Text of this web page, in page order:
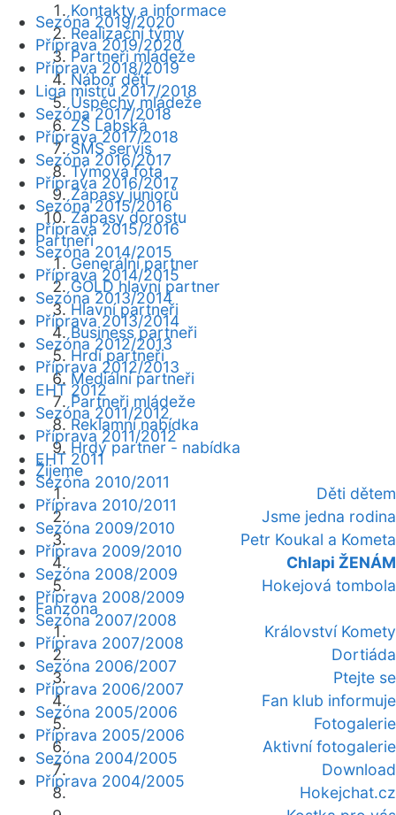
Kontakty a informace
Realizační týmy
Partneři mládeže
Nábor dětí
Úspěchy mládeže
ZŠ Labská
SMS servis
Týmová fota
Zápasy juniorů
Zápasy dorostu
Partneři
Generální partner
GOLD hlavní partner
Hlavní partneři
Business partneři
Hrdí partneři
Mediální partneři
Partneři mládeže
Reklamní nabídka
Hrdý partner - nabídka
Žijeme
Děti dětem
Jsme jedna rodina
Petr Koukal a Kometa
Chlapi ŽENÁM
Hokejová tombola
Fanzóna
Království Komety
Dortiáda
Ptejte se
Fan klub informuje
Fotogalerie
Aktivní fotogalerie
Download
Hokejchat.cz
Sezóna 2019/2020
Příprava 2019/2020
Příprava 2018/2019
Liga mistrů 2017/2018
Sezóna 2017/2018
Příprava 2017/2018
Sezóna 2016/2017
Příprava 2016/2017
Sezóna 2015/2016
Příprava 2015/2016
Sezóna 2014/2015
Příprava 2014/2015
Sezóna 2013/2014
Příprava 2013/2014
Sezóna 2012/2013
Příprava 2012/2013
EHT 2012
Sezóna 2011/2012
Příprava 2011/2012
EHT 2011
Sezóna 2010/2011
Příprava 2010/2011
Sezóna 2009/2010
Příprava 2009/2010
Sezóna 2008/2009
Příprava 2008/2009
Sezóna 2007/2008
Příprava 2007/2008
Sezóna 2006/2007
Příprava 2006/2007
Sezóna 2005/2006
Příprava 2005/2006
Sezóna 2004/2005
Příprava 2004/2005